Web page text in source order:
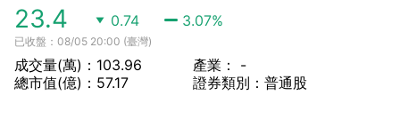
23.4 0.74 3.07%
已收盤：08/05 20:00 (臺灣)
成交量(萬)：103.96
總市值(億)：57.17
產業： -
證券類別：普通股